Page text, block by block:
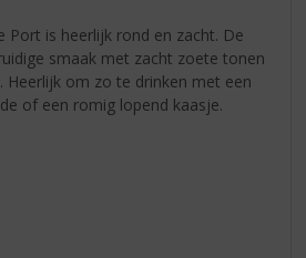
Port is heerlijk rond en zacht. De
smaak met zacht zoete tonen
Heerlijk om zo te drinken met een
of een romig lopend kaasje.